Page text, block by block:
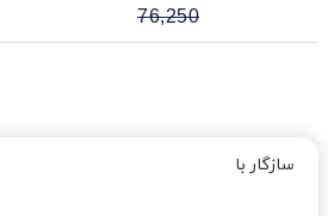
76,250
سازگار با